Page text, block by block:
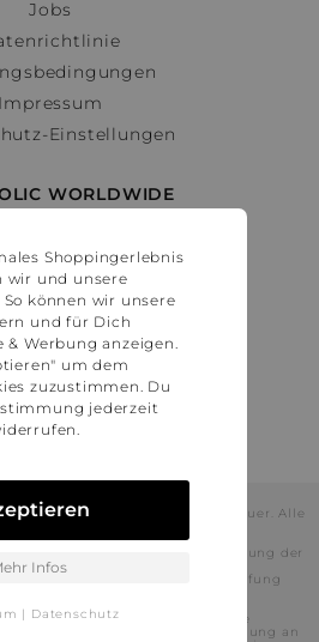
Jobs
Impressum
Einstellungen
WORLDWIDE
Österreich
Schweiz
France
United States
gesetzlichen Mehrwertsteuer. Alle
Rabatte, die durch die Nutzung der
unserer Partner voraussichtlich
führt keine vollständige Prüfung
es kann daher in Einzelfällen
abweichend von unserem
Shop nicht oder nur teilweise
hinaus kann deren Verwendung an
Shoppingerlebnis
wir und unsere
können wir unsere
und für Dich
& Werbung anzeigen.
um dem
zuzustimmen. Du
jederzeit
Infos
| Datenschutz